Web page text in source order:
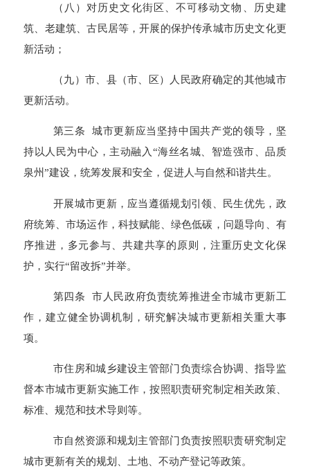
（八）对历史文化街区、不可移动文物、历史建
筑、老建筑、古民居等，开展的保护传承城市历史文化更
新活动；
（九）市、县（市、区）人民政府确定的其他城市
更新活动。
第三条 城市更新应当坚持中国共产党的领导，坚
持以人民为中心，主动融入“海丝名城、智造强市、品质
泉州”建设，统筹发展和安全，促进人与自然和谐共生。
开展城市更新，应当遵循规划引领、民生优先，政
府统筹、市场运作，科技赋能、绿色低碳，问题导向、有
序推进，多元参与、共建共享的原则，注重历史文化保
护，实行“留改拆”并举。
第四条 市人民政府负责统筹推进全市城市更新工
作，建立健全协调机制，研究解决城市更新相关重大事
项。
市住房和城乡建设主管部门负责综合协调、指导监
督本市城市更新实施工作，按照职责研究制定相关政策、
标准、规范和技术导则等。
市自然资源和规划主管部门负责按照职责研究制定
城市更新有关的规划、土地、不动产登记等政策。